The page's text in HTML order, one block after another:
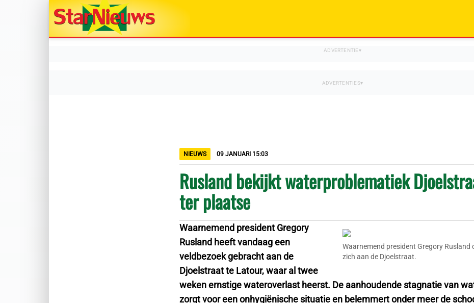
NIEUWS 09 JANUARI 15:03
Rusland bekijkt waterproblematiek
ter plaatse
Waarnemend president Gregory Rusland
zich aan de Djoelstraat.
Waarnemend president Gregory
Rusland heeft vandaag een
veldbezoek gebracht aan de
Djoelstraat te Latour, waar al twee
weken ernstige wateroverlast heerst. De aanhoudende stagnatie van
zorgt voor een onhygiënische situatie en belemmert onder meer de